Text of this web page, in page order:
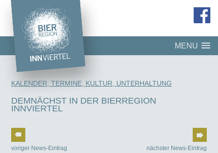
MENU
KALENDER, TERMINE, KULTUR, UNTERHALTUNG
DEMNÄCHST IN DER BIERREGION
INNVIERTEL
voriger News-Eintrag nächster News-Eintrag